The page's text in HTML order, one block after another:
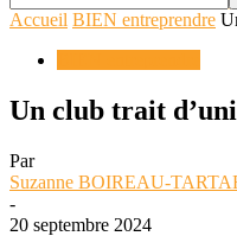
Accueil BIEN entreprendre
Un club trait
Par
Suzanne BOIREAU-
-
20 septembre 2024